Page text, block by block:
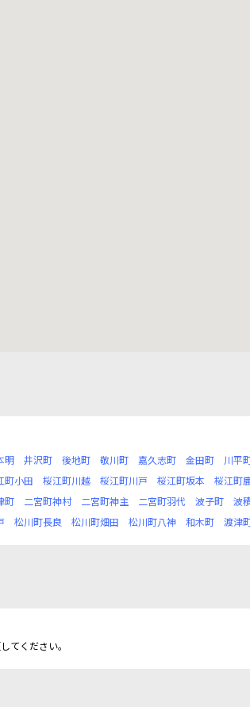
明 井沢町 後地町 敬川町 嘉久志町 金田町 川平
町小田 桜江町川越 桜江町川戸 桜江町坂本 桜江町
町 二宮町神村 二宮町神主 二宮町羽代 波子町 波
松川町長良 松川町畑田 松川町八神 和木町 渡津
てください。